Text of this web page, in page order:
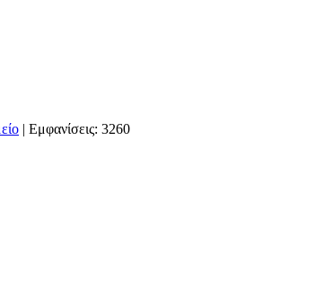
| Εμφανίσεις: 3260